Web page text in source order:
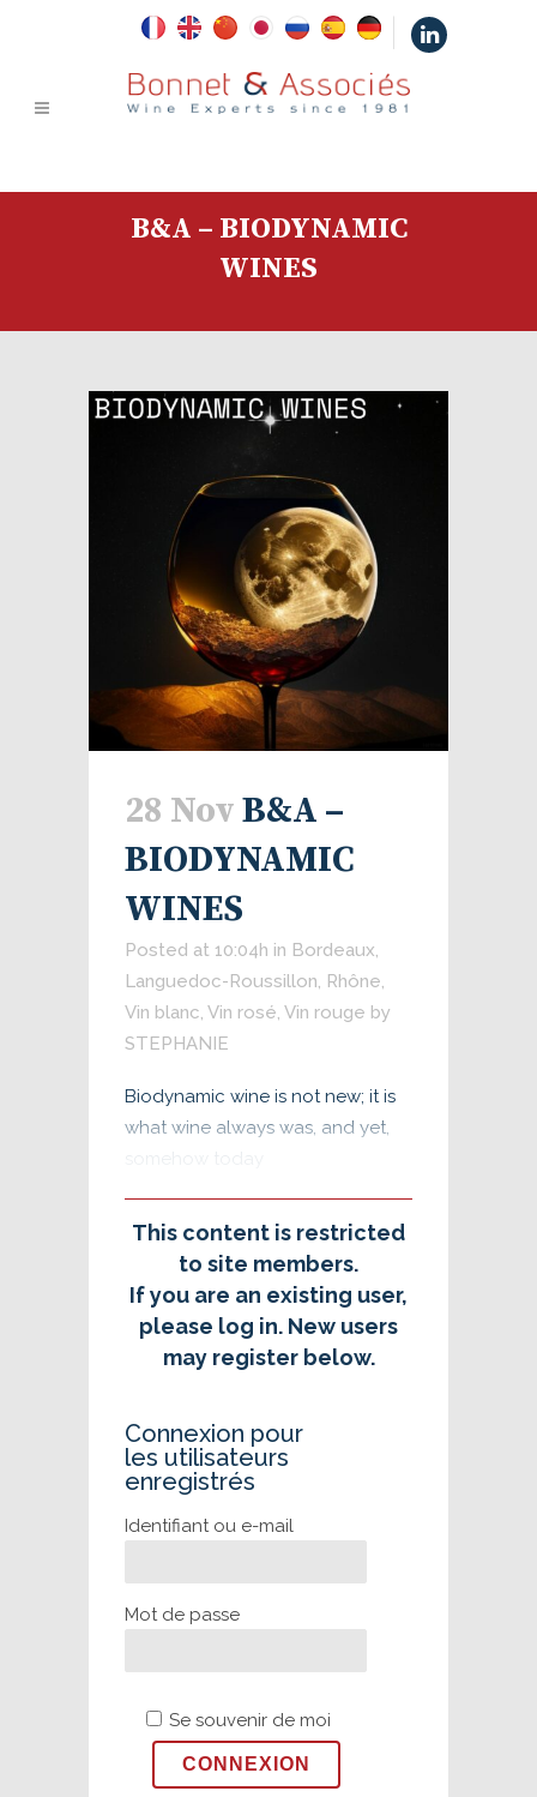
B&A – BIODYNAMIC
WINES
28 NovB&A –
BIODYNAMIC
WINES
Posted at 10:04h in Bordeaux,
Languedoc-Roussillon, Rhône,
Vin blanc, Vin rosé, Vin rouge by
STEPHANIE
Biodynamic wine is not new; it is
what wine always was, and yet,
This content is restricted
to site members.
If you are an existing user,
please log in. New users
may register below.
Connexion pour
les utilisateurs
enregistrés
Identifiant ou e-mail
Mot de passe
Se souvenir de moi